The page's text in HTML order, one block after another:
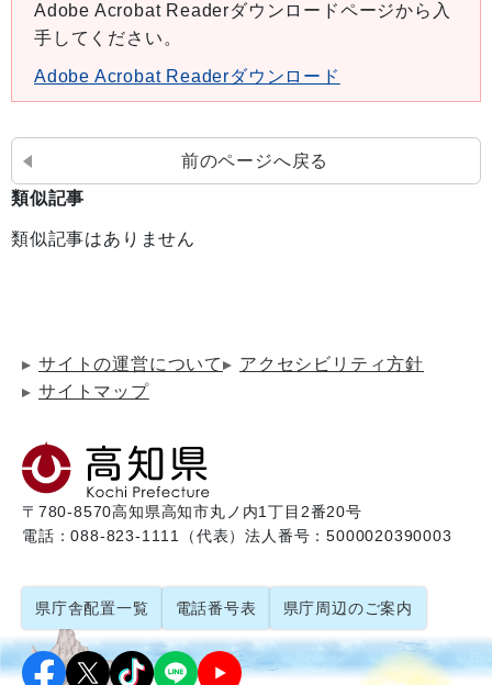
Adobe Acrobat Readerダウンロードページから入
手してください。
Adobe Acrobat Readerダウンロード
前のページへ戻る
類似記事
類似記事はありません
サイトの運営について
アクセシビリティ方針
サイトマップ
〒780-8570高知県高知市丸ノ内1丁目2番20号
電話：088-823-1111（代表）法人番号：5000020390003
県庁舎配置一覧 電話番号表 県庁周辺のご案内